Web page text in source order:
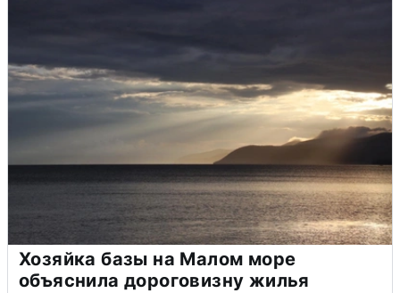
Хозяйка базы на Малом море
объяснила дороговизну жилья